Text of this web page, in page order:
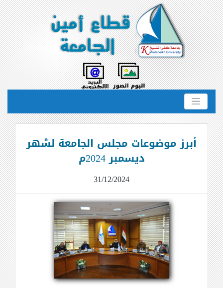
أبرز موضوعات مجلس الجامعة لشهر
ديسمبر 2024م
31/12/2024